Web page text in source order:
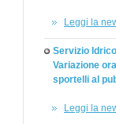
Leggi la
Servizio
Variazione
sportelli al
Leggi la